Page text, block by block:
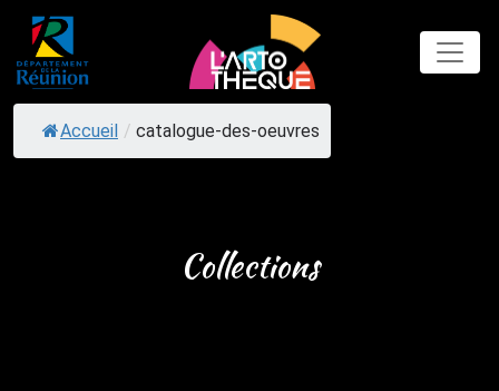
Skip
content
Accueil / catalogue-des-oeuvres
Collections